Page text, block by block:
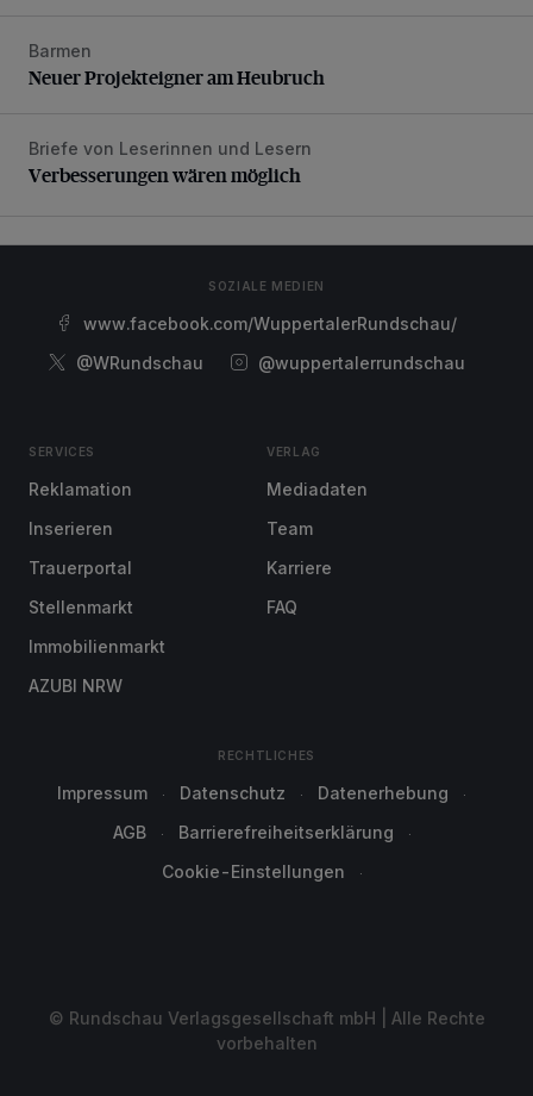
Neuer Projekteigner am Heubruch
Barmen
Neuer Projekteigner am Heubruch
Verbesserungen wären möglich
Briefe von Leserinnen und Lesern
Verbesserungen wären möglich
SOZIALE MEDIEN
www.facebook.com/WuppertalerRundschau/
@WRundschau
@wuppertalerrundschau
SERVICES
Reklamation
Inserieren
Trauerportal
Stellenmarkt
Immobilienmarkt
AZUBI NRW
VERLAG
Mediadaten
Team
Karriere
FAQ
RECHTLICHES
Impressum Datenschutz
Datenerhebung
AGB
Barrierefreiheitserklärung
Cookie-Einstellungen
© Rundschau Verlagsgesellschaft mbH | Alle Rechte
vorbehalten